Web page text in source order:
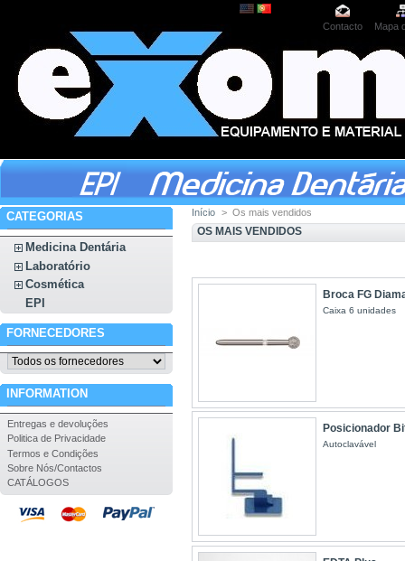
Contacto Mapa
CATEGORIAS
Medicina Dentária
Laboratório
Cosmética
EPI
FORNECEDORES
INFORMATION
Entregas e devoluções
Politica de Privacidade
Termos e Condições
Sobre Nós/Contactos
CATÁLOGOS
Início > Os mais vendidos
OS MAIS VENDIDOS
Broca FG
Caixa 6 unidades
Posicionador
Autoclavável